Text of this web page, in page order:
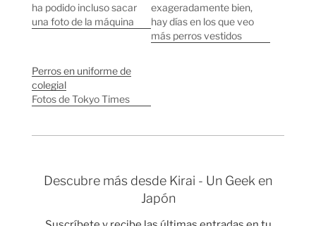
ha podido incluso sacar
una foto de la máquina
euros y pico) por perro.
Otras anotaciones
sobre perros Perros
perros Perros que usan
exageradamente bien,
hay días en los que veo
más perros vestidos
famosa del país es un
perros follarines,
aparcamientos para
perros, tiendas…
Perros en uniforme de
colegial
Fotos de Tokyo Times
Descubre más desde Kirai - Un Geek en
Japón